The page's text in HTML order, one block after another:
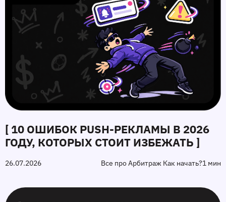
[ 10 ОШИБОК PUSH‑РЕКЛАМЫ В 2026
ГОДУ, КОТОРЫХ СТОИТ ИЗБЕЖАТЬ ]
26.07.2026 Все про Арбитраж Как начать?1 мин